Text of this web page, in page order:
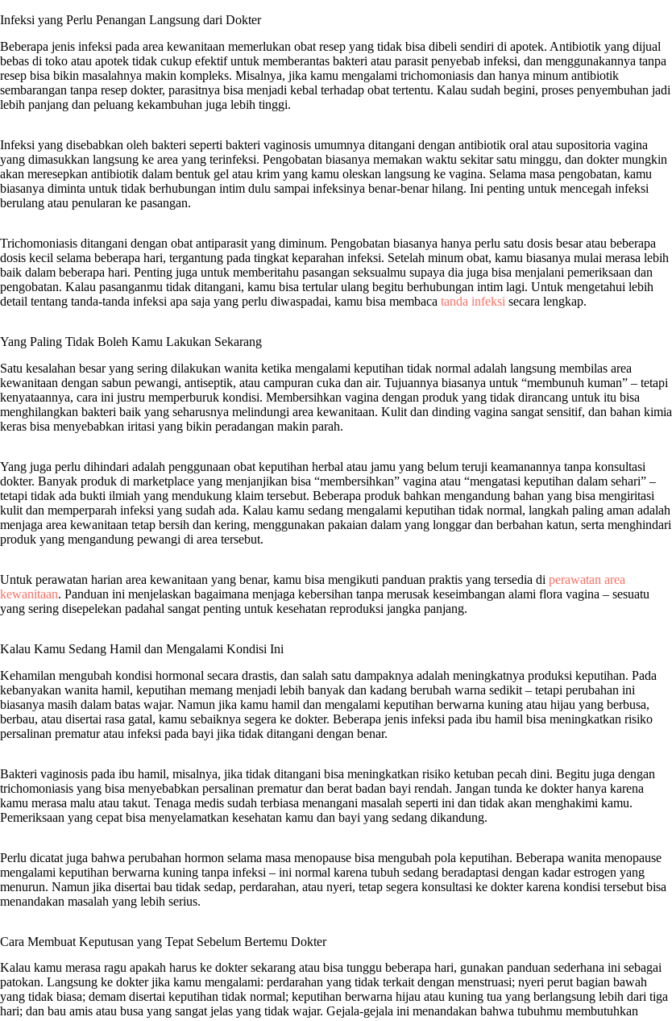
Infeksi yang Perlu Penangan Langsung dari Dokter
Beberapa jenis infeksi pada area kewanitaan memerlukan obat resep yang tidak bisa dibeli sendiri di apotek. Antibiotik yang dijual
bebas di toko atau apotek tidak cukup efektif untuk memberantas bakteri atau parasit penyebab infeksi, dan menggunakannya tanpa
resep bisa bikin masalahnya makin kompleks. Misalnya, jika kamu mengalami trichomoniasis dan hanya minum antibiotik
sembarangan tanpa resep dokter, parasitnya bisa menjadi kebal terhadap obat tertentu. Kalau sudah begini, proses penyembuhan jadi
lebih panjang dan peluang kekambuhan juga lebih tinggi.
Infeksi yang disebabkan oleh bakteri seperti bakteri vaginosis umumnya ditangani dengan antibiotik oral atau supositoria vagina
yang dimasukkan langsung ke area yang terinfeksi. Pengobatan biasanya memakan waktu sekitar satu minggu, dan dokter mungkin
akan meresepkan antibiotik dalam bentuk gel atau krim yang kamu oleskan langsung ke vagina. Selama masa pengobatan, kamu
biasanya diminta untuk tidak berhubungan intim dulu sampai infeksinya benar-benar hilang. Ini penting untuk mencegah infeksi
berulang atau penularan ke pasangan.
Trichomoniasis ditangani dengan obat antiparasit yang diminum. Pengobatan biasanya hanya perlu satu dosis besar atau beberapa
dosis kecil selama beberapa hari, tergantung pada tingkat keparahan infeksi. Setelah minum obat, kamu biasanya mulai merasa lebih
baik dalam beberapa hari. Penting juga untuk memberitahu pasangan seksualmu supaya dia juga bisa menjalani pemeriksaan dan
pengobatan. Kalau pasanganmu tidak ditangani, kamu bisa tertular ulang begitu berhubungan intim lagi. Untuk mengetahui lebih
detail tentang tanda-tanda infeksi apa saja yang perlu diwaspadai, kamu bisa membaca tanda infeksi secara lengkap.
Yang Paling Tidak Boleh Kamu Lakukan Sekarang
Satu kesalahan besar yang sering dilakukan wanita ketika mengalami keputihan tidak normal adalah langsung membilas area
kewanitaan dengan sabun pewangi, antiseptik, atau campuran cuka dan air. Tujuannya biasanya untuk “membunuh kuman” – tetapi
kenyataannya, cara ini justru memperburuk kondisi. Membersihkan vagina dengan produk yang tidak dirancang untuk itu bisa
menghilangkan bakteri baik yang seharusnya melindungi area kewanitaan. Kulit dan dinding vagina sangat sensitif, dan bahan kimia
keras bisa menyebabkan iritasi yang bikin peradangan makin parah.
Yang juga perlu dihindari adalah penggunaan obat keputihan herbal atau jamu yang belum teruji keamanannya tanpa konsultasi
dokter. Banyak produk di marketplace yang menjanjikan bisa “membersihkan” vagina atau “mengatasi keputihan dalam sehari” –
tetapi tidak ada bukti ilmiah yang mendukung klaim tersebut. Beberapa produk bahkan mengandung bahan yang bisa mengiritasi
kulit dan memperparah infeksi yang sudah ada. Kalau kamu sedang mengalami keputihan tidak normal, langkah paling aman adalah
menjaga area kewanitaan tetap bersih dan kering, menggunakan pakaian dalam yang longgar dan berbahan katun, serta menghindari
produk yang mengandung pewangi di area tersebut.
Untuk perawatan harian area kewanitaan yang benar, kamu bisa mengikuti panduan praktis yang tersedia di perawatan area
kewanitaan. Panduan ini menjelaskan bagaimana menjaga kebersihan tanpa merusak keseimbangan alami flora vagina – sesuatu
yang sering disepelekan padahal sangat penting untuk kesehatan reproduksi jangka panjang.
Kalau Kamu Sedang Hamil dan Mengalami Kondisi Ini
Kehamilan mengubah kondisi hormonal secara drastis, dan salah satu dampaknya adalah meningkatnya produksi keputihan. Pada
kebanyakan wanita hamil, keputihan memang menjadi lebih banyak dan kadang berubah warna sedikit – tetapi perubahan ini
biasanya masih dalam batas wajar. Namun jika kamu hamil dan mengalami keputihan berwarna kuning atau hijau yang berbusa,
berbau, atau disertai rasa gatal, kamu sebaiknya segera ke dokter. Beberapa jenis infeksi pada ibu hamil bisa meningkatkan risiko
persalinan prematur atau infeksi pada bayi jika tidak ditangani dengan benar.
Bakteri vaginosis pada ibu hamil, misalnya, jika tidak ditangani bisa meningkatkan risiko ketuban pecah dini. Begitu juga dengan
trichomoniasis yang bisa menyebabkan persalinan prematur dan berat badan bayi rendah. Jangan tunda ke dokter hanya karena
kamu merasa malu atau takut. Tenaga medis sudah terbiasa menangani masalah seperti ini dan tidak akan menghakimi kamu.
Pemeriksaan yang cepat bisa menyelamatkan kesehatan kamu dan bayi yang sedang dikandung.
Perlu dicatat juga bahwa perubahan hormon selama masa menopause bisa mengubah pola keputihan. Beberapa wanita menopause
mengalami keputihan berwarna kuning tanpa infeksi – ini normal karena tubuh sedang beradaptasi dengan kadar estrogen yang
menurun. Namun jika disertai bau tidak sedap, perdarahan, atau nyeri, tetap segera konsultasi ke dokter karena kondisi tersebut bisa
menandakan masalah yang lebih serius.
Cara Membuat Keputusan yang Tepat Sebelum Bertemu Dokter
Kalau kamu merasa ragu apakah harus ke dokter sekarang atau bisa tunggu beberapa hari, gunakan panduan sederhana ini sebagai
patokan. Langsung ke dokter jika kamu mengalami: perdarahan yang tidak terkait dengan menstruasi; nyeri perut bagian bawah
yang tidak biasa; demam disertai keputihan tidak normal; keputihan berwarna hijau atau kuning tua yang berlangsung lebih dari tiga
hari; dan bau amis atau busa yang sangat jelas yang tidak wajar. Gejala-gejala ini menandakan bahwa tubuhmu membutuhkan